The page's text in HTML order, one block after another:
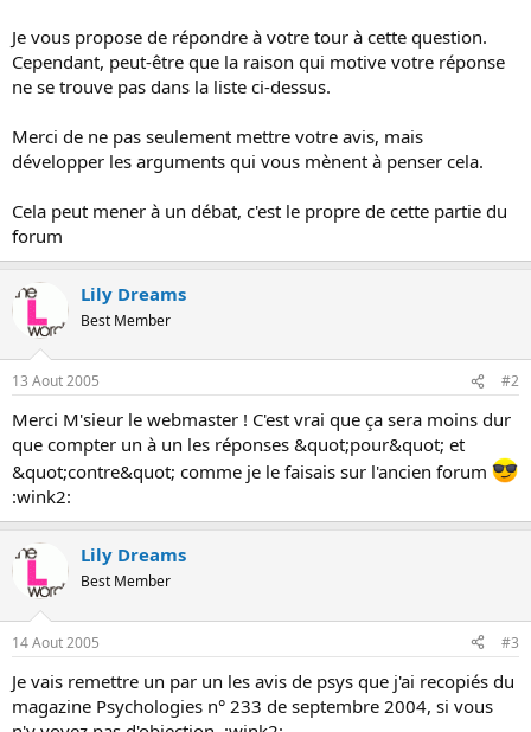
Je vous propose de répondre à votre tour à cette question.
Cependant, peut-être que la raison qui motive votre réponse
ne se trouve pas dans la liste ci-dessus.
Merci de ne pas seulement mettre votre avis, mais
développer les arguments qui vous mènent à penser cela.
Cela peut mener à un débat, c'est le propre de cette partie du
forum
Lily Dreams
Best Member
13 Aout 2005 #2
Merci M'sieur le webmaster ! C'est vrai que ça sera moins dur
que compter un à un les réponses &quot;pour&quot; et
&quot;contre&quot; comme je le faisais sur l'ancien forum
:wink2:
Lily Dreams
Best Member
14 Aout 2005 #3
Je vais remettre un par un les avis de psys que j'ai recopiés du
magazine Psychologies n° 233 de septembre 2004, si vous